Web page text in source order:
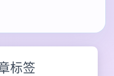
标签